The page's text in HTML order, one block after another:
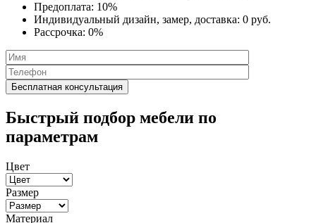
Предоплата: 10%
Индивидуальный дизайн, замер, доставка: 0 руб.
Рассрочка: 0%
Быстрый подбор мебели по
параметрам
Цвет
Размер
Материал